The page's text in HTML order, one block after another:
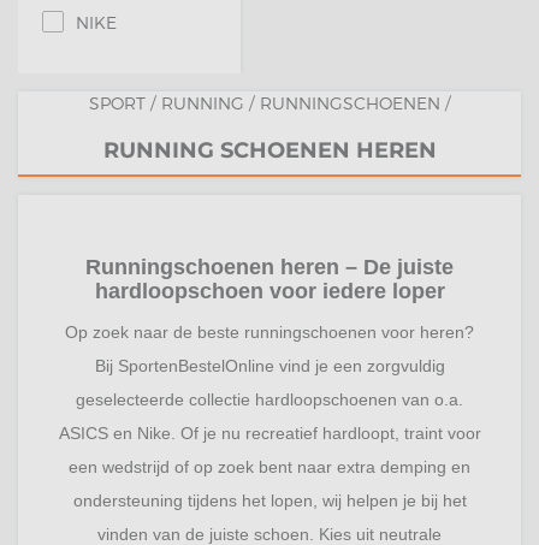
NIKE
SPORT / RUNNING / RUNNINGSCHOENEN /
RUNNING SCHOENEN HEREN
Runningschoenen heren – De juiste
hardloopschoen voor iedere loper
Op zoek naar de beste runningschoenen voor heren?
Bij SportenBestelOnline vind je een zorgvuldig
geselecteerde collectie hardloopschoenen van o.a.
ASICS en Nike. Of je nu recreatief hardloopt, traint voor
een wedstrijd of op zoek bent naar extra demping en
ondersteuning tijdens het lopen, wij helpen je bij het
vinden van de juiste schoen. Kies uit neutrale